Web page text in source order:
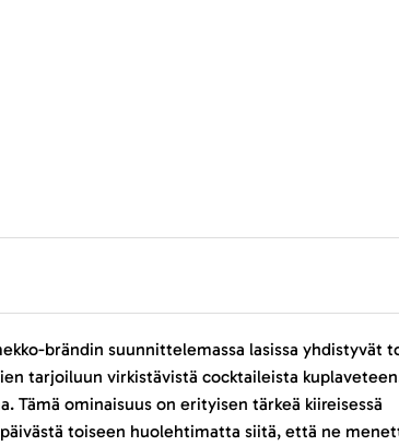
brändin suunnittelemassa lasissa yhdistyvät
tarjoiluun virkistävistä cocktaileista
Tämä ominaisuus on erityisen tärkeä kiireisessä
toiseen huolehtimatta siitä, että ne